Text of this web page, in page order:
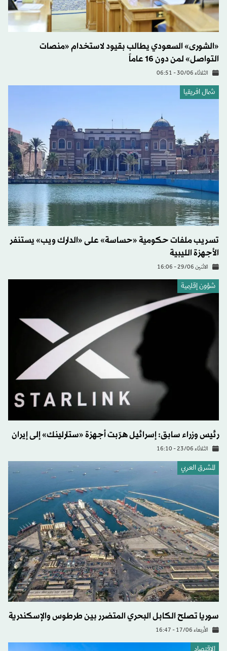
«الشورى» السعودي يطالب بقيود لاستخدام «منصات
التواصل» لمن دون 16 عاماً
الثلاثاء 30/06 - 06:51
شمال افريقيا
تسريب ملفات حكومية «حساسة» على «الدارك ويب» يستنفر
الأجهزة الليبية
الاثنين 29/06 - 16:06
شؤون إقليمية
رئيس وزراء سابق: إسرائيل هرّبت أجهزة «ستارلينك» إلى إيران
الثلاثاء 23/06 - 16:10
المشرق العربي
سوريا تصلح الكابل البحري المتضرر بين طرطوس والإسكندرية
الأربعاء 17/06 - 16:47